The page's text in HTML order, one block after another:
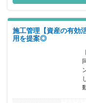
躍いただける方を募集
ハリをつけて業務をし
て以下）：その他（ホ
『天然温泉付賃貸マンシ
ンタカー付賃貸マンシ
自社物件を手掛ける機
できます。グループ会
施工管理【資産の有効
用を提案◎